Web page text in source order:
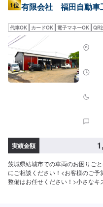
1位 有限会社 福田自動車
代車OK カードOK 電子マネーOK QR
実績金額
茨城県結城市での車両のお困りご
にご相談ください！<お客様のご予
整備はお任せください！>小さな